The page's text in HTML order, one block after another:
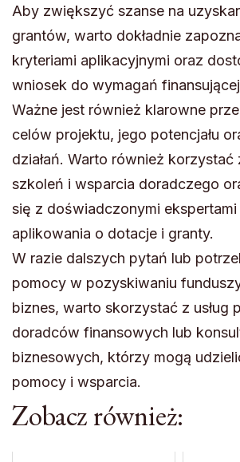
Aby zwiększyć szanse na
grantów, warto dokładnie
kryteriami aplikacyjnymi oraz
wniosek do wymagań
Ważne jest również klarowne
celów projektu, jego potencjału
działań. Warto również
szkoleń i wsparcia doradczego
się z doświadczonymi
aplikowania o dotacje i granty.
W razie dalszych pytań lub
pomocy w pozyskiwaniu
biznes, warto skorzystać z usług
doradców finansowych lub
biznesowych, którzy mogą
pomocy i wsparcia.
Zobacz również: